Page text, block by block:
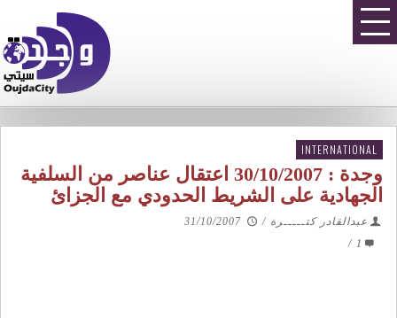
INTERNATIONAL
وجدة : 30/10/2007 اعتقال عناصر من السلفية
الجهادية على الشريط الحدودي مع الجزائ
عبدالقادر كتـــــرة /
31/10/2007
1
/